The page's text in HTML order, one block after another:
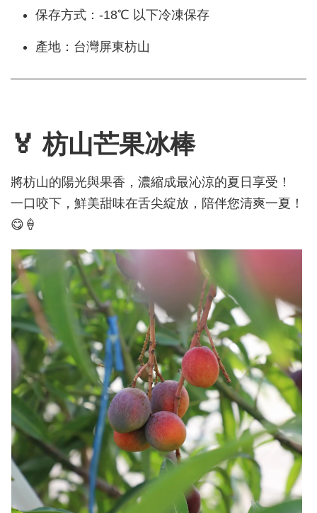
保存方式：-18℃ 以下冷凍保存
產地：台灣屏東枋山
🏅 枋山芒果冰棒
將枋山的陽光與果香，濃縮成最沁涼的夏日享受！
一口咬下，鮮美甜味在舌尖綻放，陪伴您清爽一夏！
😋🍦